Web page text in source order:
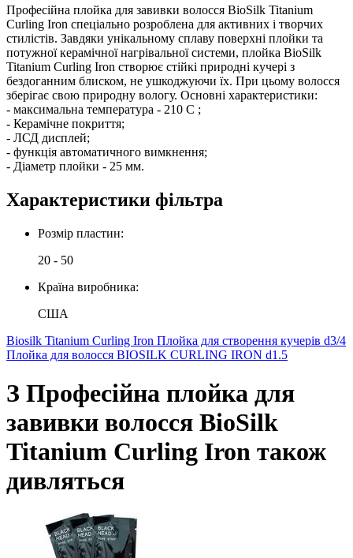
Професійна плойка для завивки волосся BioSilk Titanium
Curling Iron спеціально розроблена для активних і творчих
стилістів. Завдяки унікальному сплаву поверхні плойки та
потужної керамічної нагрівальної системи, плойка BioSilk
Titanium Curling Iron створює стійкі природні кучері з
бездоганним блиском, не ушкоджуючи їх. При цьому волосся
зберігає свою природну вологу. Основні характеристики:
- максимальна температура - 210 С ;
- Керамічне покриття;
- ЛСД дисплей;
- функція автоматичного вимкнення;
- Діаметр плойки - 25 мм.
Характеристики фільтра
Розмір пластин:
20 - 50
Країна виробника:
США
Biosilk Titanium Curling Iron Плойка для створення кучерів d3/4
Плойка для волосся BIOSILK CURLING IRON d1.5
З Професійна плойка для
завивки волосся BioSilk
Titanium Curling Iron також
дивляться